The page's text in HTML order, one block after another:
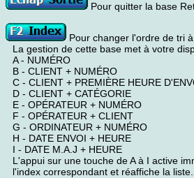
Pour quitter la base
Pour changer l'ordre de tri à
La gestion de cette base met à votre
A - NUMÉRO
B - CLIENT + NUMÉRO
C - CLIENT + PREMIÈRE HEURE
D - CLIENT + CATÉGORIE
E - OPÉRATEUR + NUMÉRO
F - OPÉRATEUR + CLIENT
G - ORDINATEUR + NUMÉRO
H - DATE ENVOI + HEURE
I - DATE M.A.J + HEURE
L'appui sur une touche de A à I active
l'index correspondant et réaffiche la liste.